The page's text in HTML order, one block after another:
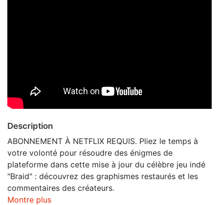
Description
ABONNEMENT À NETFLIX REQUIS. Pliez le temps à
votre volonté pour résoudre des énigmes de
plateforme dans cette mise à jour du célèbre jeu indé
"Braid" : découvrez des graphismes restaurés et les
commentaires des créateurs.
Montre plus